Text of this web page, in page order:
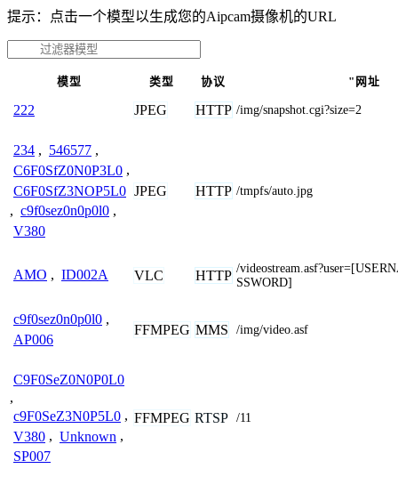
提示：点击一个模型以生成您的Aipcam摄像机的URL
模型 类型 协议 "网址
222 JPEG HTTP /img/snapshot.cgi?size=2
234 , 546577 ,
C6F0SfZ0N0P3L0 ,
C6F0SfZ3NOP5L0
, c9f0sez0n0p0l0 ,
V380
JPEG HTTP /tmpfs/auto.jpg
AMO , ID002A VLC HTTP /
SSWORD]
c9f0sez0n0p0l0 ,
AP006
FFMPEG MMS /img/video.asf
C9F0SeZ0N0P0L0
,
c9F0SeZ3N0P5L0 ,
V380 , Unknown ,
SP007
FFMPEG RTSP /11